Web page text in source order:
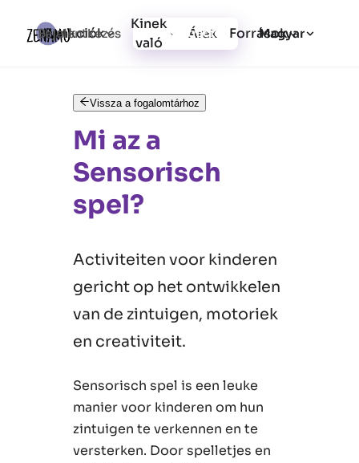
Funkciók
Kinek
való
Árak Források
Bejelentkezés Regisztráció Magyar
Vissza a fogalomtárhoz
Mi az a
Sensorisch
spel?
Activiteiten voor kinderen
gericht op het ontwikkelen
van de zintuigen, motoriek
en creativiteit.
Sensorisch spel is een leuke
manier voor kinderen om hun
zintuigen te verkennen en te
versterken. Door spelletjes en